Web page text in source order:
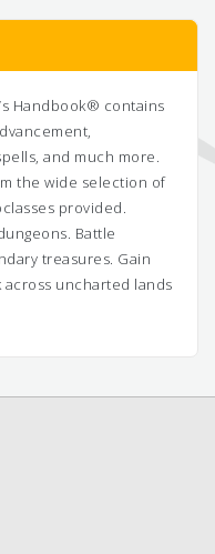
Handbook® contains
and much more.
the wide selection of
provided.
Battle
treasures. Gain
uncharted lands